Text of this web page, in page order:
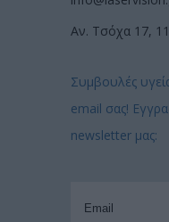
Αν. Τσόχα 17,
Συμβουλές
email σας!
newsletter μας: